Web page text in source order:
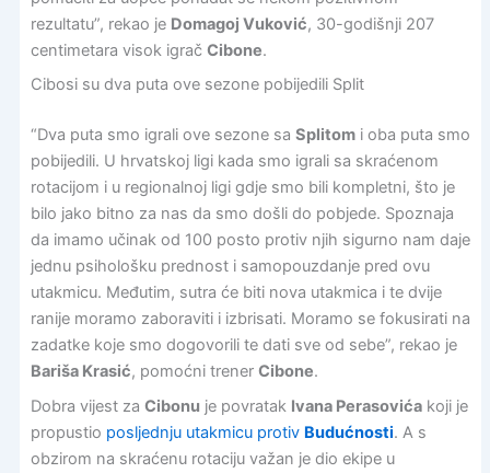
rezultatu”, rekao je Domagoj Vuković, 30-godišnji 207
centimetara visok igrač Cibone.
Cibosi su dva puta ove sezone pobijedili Split
“Dva puta smo igrali ove sezone sa Splitomi oba puta smo
pobijedili. U hrvatskoj ligi kada smo igrali sa skraćenom
rotacijom i u regionalnoj ligi gdje smo bili kompletni, što je
bilo jako bitno za nas da smo došli do pobjede. Spoznaja
da imamo učinak od 100 posto protiv njih sigurno nam daje
jednu psihološku prednost i samopouzdanje pred ovu
utakmicu. Međutim, sutra će biti nova utakmica i te dvije
ranije moramo zaboraviti i izbrisati. Moramo se fokusirati na
zadatke koje smo dogovorili te dati sve od sebe”, rekao je
Bariša Krasić, pomoćni trener Cibone.
Dobra vijest za Cibonu je povratak Ivana Perasovićakoji je
propustio posljednju utakmicu protiv Budućnosti. A s
obzirom na skraćenu rotaciju važan je dio ekipe u